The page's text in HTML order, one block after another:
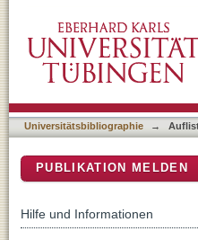
Universitätsbibliographie →
PUBLIKATION MELDEN
Hilfe und Informationen